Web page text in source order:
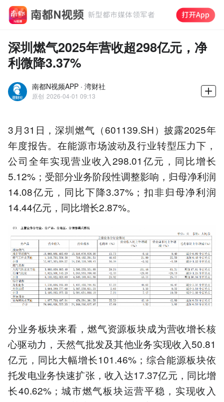
深圳燃气2025年营收超298亿元，净
利微降3.37%
南都N视频APP · 湾财社
原创 2026-04-01 09:13
3月31日，深圳燃气（601139.SH）披露2025年
年度报告。在能源市场波动及行业转型压力下，
公司全年实现营业收入298.01亿元，同比增长
5.12%；受部分业务阶段性调整影响，归母净利润
14.08亿元，同比下降3.37%；扣非归母净利润
14.44亿元，同比增长2.87%。
分业务板块来看，燃气资源板块成为营收增长核
心驱动力，天然气批发及其他业务实现收入50.81
亿元，同比大幅增长101.46%；综合能源板块依
托发电业务快速扩张，收入达17.37亿元，同比增
长40.62%；城市燃气板块运营平稳，实现收入